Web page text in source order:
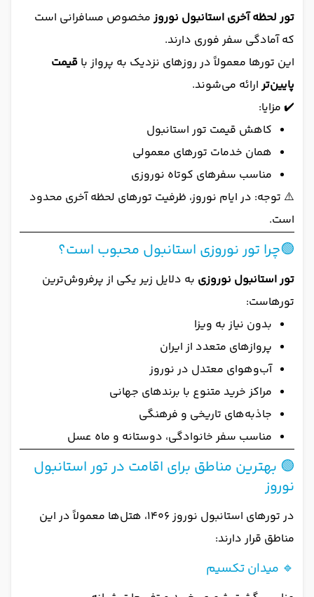
تور لحظه آخری استانبول نوروزمخصوص مسافرانی است
که آمادگی سفر فوری دارند.
این تورها معمولاً در روزهای نزدیک به پرواز با قیمت
پایین‌ترارائه می‌شوند.
✔️ مزایا:
کاهش قیمت تور استانبول
همان خدمات تورهای معمولی
مناسب سفرهای کوتاه نوروزی
⚠️ توجه: در ایام نوروز، ظرفیت تورهای لحظه آخری محدود
است.
🟢چرا تور نوروزی استانبول محبوب است؟
تور استانبول نوروزی به دلایل زیر یکی از پرفروش‌ترین
تورهاست:
بدون نیاز به ویزا
پروازهای متعدد از ایران
آب‌وهوای معتدل در نوروز
مراکز خرید متنوع با برندهای جهانی
جاذبه‌های تاریخی و فرهنگی
مناسب سفر خانوادگی، دوستانه و ماه عسل
🟢 بهترین مناطق برای اقامت در تور استانبول
نوروز
در تورهای استانبول نوروز 1406، هتل‌ها معمولاً در این
مناطق قرار دارند:
🔹 میدان تکسیم